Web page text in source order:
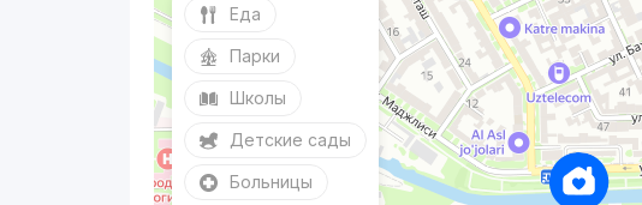
Еда
Парки
Школы
Детские сады
Больницы